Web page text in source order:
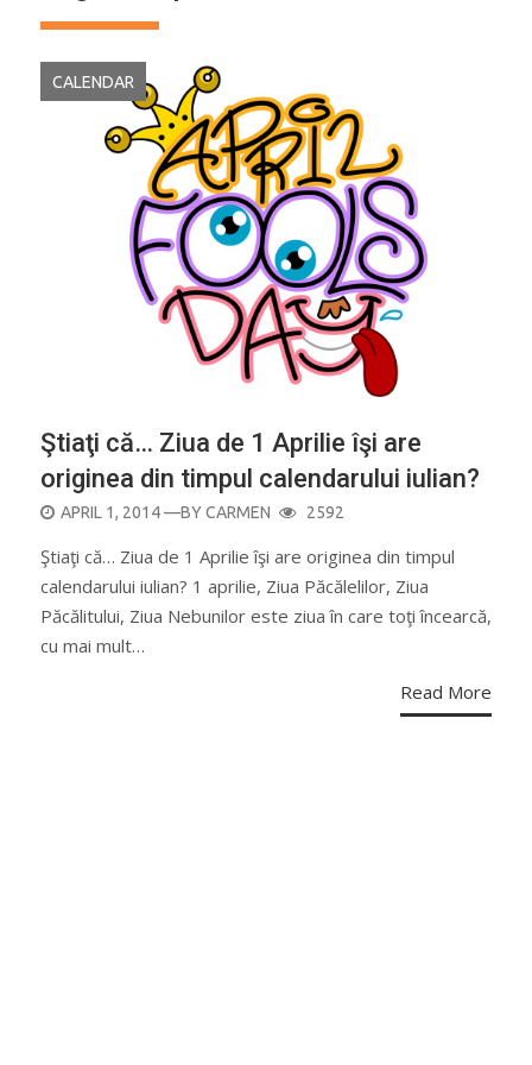
CALENDAR
Ştiaţi că… Ziua de 1 Aprilie îşi are
originea din timpul calendarului iulian?
POSTED
APRIL 1, 2014—BYCARMEN 2592
Ştiaţi că… Ziua de 1 Aprilie îşi are originea din timpul
calendarului iulian? 1 aprilie, Ziua Păcălelilor, Ziua
Păcălitului, Ziua Nebunilor este ziua în care toţi încearcă,
cu mai mult…
Read More